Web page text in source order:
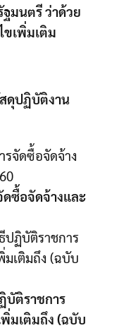
มนตรี ว่าด้วย
เพิ่มเติม
ดุปฏิบัติงาน
จัดซื้อจัดจ้าง
ซื้อจัดจ้างและ
ฏิบัติราชการ
มเติมถึง (ฉบับ
ติราชการ
มเติมถึง (ฉบับ